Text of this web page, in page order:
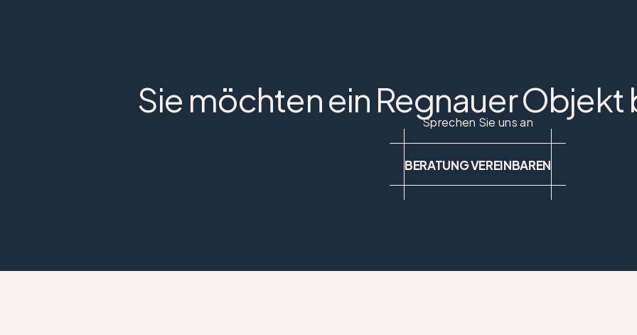
Sie möchten ein Regnauer
Sprechen Sie uns an
BERATUNG VEREINBAREN